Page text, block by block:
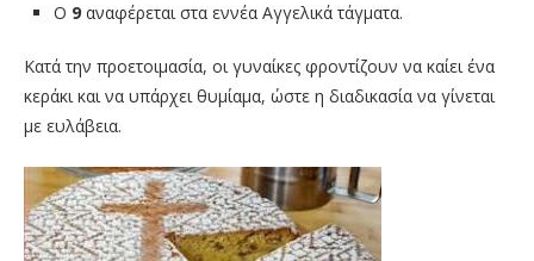
Ο 9 αναφέρεται στα εννέα Αγγελικά τάγματα.
Κατά την προετοιμασία, οι γυναίκες φροντίζουν να καίει ένα
κεράκι και να υπάρχει θυμίαμα, ώστε η διαδικασία να γίνεται
με ευλάβεια.